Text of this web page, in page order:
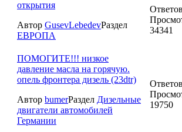
открытия
Автор GusevLebedevРаздел
ЕВРОПА
34341
ПОМОГИТЕ!!! низкое
давление масла на горячую.
опель фронтера дизель (23dtr)
Автор bumerРаздел Дизельные
двигатели автомобилей
Германии
19750